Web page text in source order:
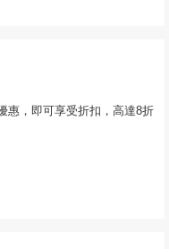
惠，即可享受折扣，高達8折